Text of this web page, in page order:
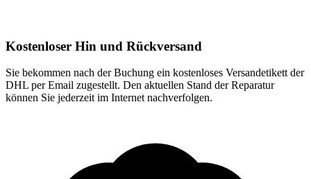
Kostenloser Hin und Rückversand
Sie bekommen nach der Buchung ein kostenloses Versandetikett der
DHL per Email zugestellt. Den aktuellen Stand der Reparatur
können Sie jederzeit im Internet nachverfolgen.